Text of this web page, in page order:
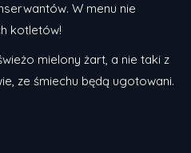
W menu nie
kotletów!
mielony żart, a nie taki z
ze śmiechu będą ugotowani.